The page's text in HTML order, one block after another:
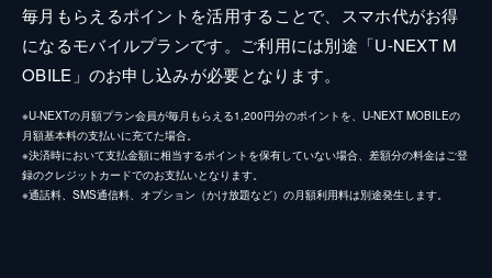
毎月もらえるポイントを活用することで、スマホ代がお得
になるモバイルプランです。ご利用には別途「U-NEXT M
OBILE」のお申し込みが必要となります。
※U-NEXTの月額プラン会員が毎月もらえる1,200円分のポイントを、U-NEXT MOBILEの
月額基本料の支払いに充てた場合。
※決済時において支払金額に相当するポイントを保有していない場合、差額分の料金はご登
録のクレジットカードでのお支払いとなります。
※通話料、SMS通信料、オプション（かけ放題など）の月額利用料は別途発生します。